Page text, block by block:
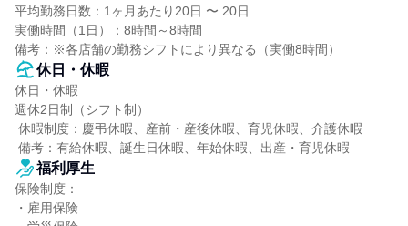
平均勤務日数：1ヶ月あたり20日 〜 20日
実働時間（1日）：8時間～8時間
備考：※各店舗の勤務シフトにより異なる（実働8時間）
休日・休暇
休日・休暇
週休2日制（シフト制）
備考：有給休暇、誕生日休暇、年始休暇、出産・育児休暇
福利厚生
保険制度：
・雇用保険